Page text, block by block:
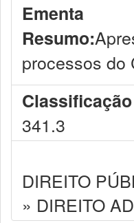
Ementa
Resumo:
processos do
341.3
DIREITO
» DIREITO